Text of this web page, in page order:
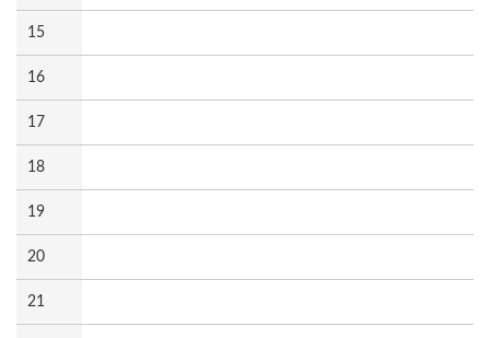
15
16
17
18
19
20
21